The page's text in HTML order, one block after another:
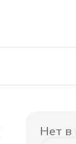
Нет в